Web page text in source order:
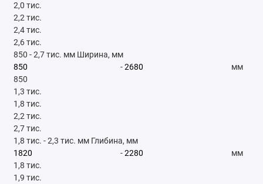
2,0 тис.
2,2 тис.
2,4 тис.
2,6 тис.
850 -2,7 тис. мм Ширина, мм
-
мм
850
1,3 тис.
1,8 тис.
2,2 тис.
2,7 тис.
1,8 тис. -2,3 тис. мм Глибина, мм
-
мм
1,8 тис.
1,9 тис.